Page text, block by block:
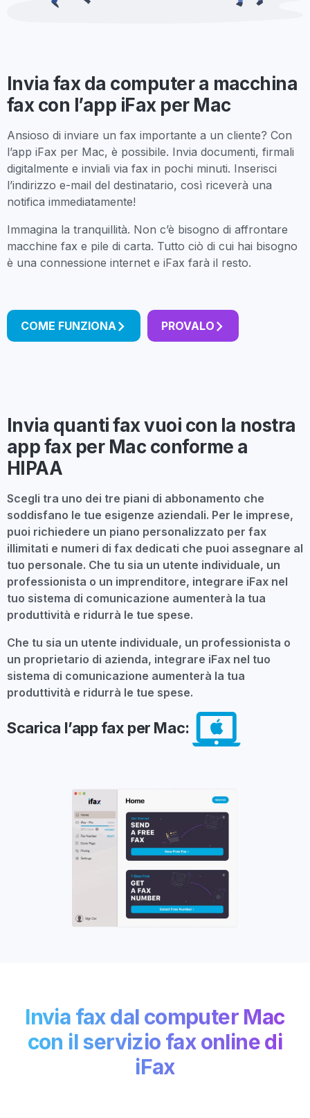
Invia fax da computer a macchina
fax con l’app iFax per Mac
Ansioso di inviare un fax importante a un cliente? Con
l’app iFax per Mac, è possibile. Invia documenti, firmali
digitalmente e inviali via fax in pochi minuti. Inserisci
l’indirizzo e-mail del destinatario, così riceverà una
notifica immediatamente!
Immagina la tranquillità. Non c’è bisogno di affrontare
macchine fax e pile di carta. Tutto ciò di cui hai bisogno
è una connessione internet e iFax farà il resto.
COME FUNZIONA PROVALO
Invia quanti fax vuoi con la nostra
app fax per Mac conforme a
HIPAA
Scegli tra uno dei tre piani di abbonamento che
soddisfano le tue esigenze aziendali. Per le imprese,
puoi richiedere un piano personalizzato per fax
illimitati e numeri di fax dedicati che puoi assegnare al
tuo personale. Che tu sia un utente individuale, un
professionista o un imprenditore, integrare iFax nel
tuo sistema di comunicazione aumenterà la tua
produttività e ridurrà le tue spese.
Che tu sia un utente individuale, un professionista o
un proprietario di azienda, integrare iFax nel tuo
sistema di comunicazione aumenterà la tua
produttività e ridurrà le tue spese.
Scarica l’app fax per Mac:
Invia fax dal computer Mac
con il servizio fax online di
iFax